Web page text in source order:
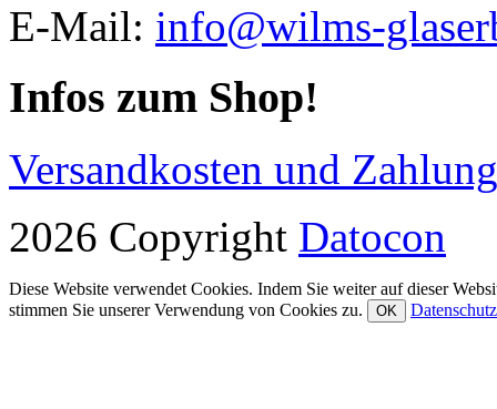
E-Mail: info@wilms-
Infos zum Shop!
Versandkosten und
2026 Copyright Datocon
Diese Website verwendet Cookies. Indem Sie weiter auf dieser
stimmen Sie unserer Verwendung von Cookies zu.
OK